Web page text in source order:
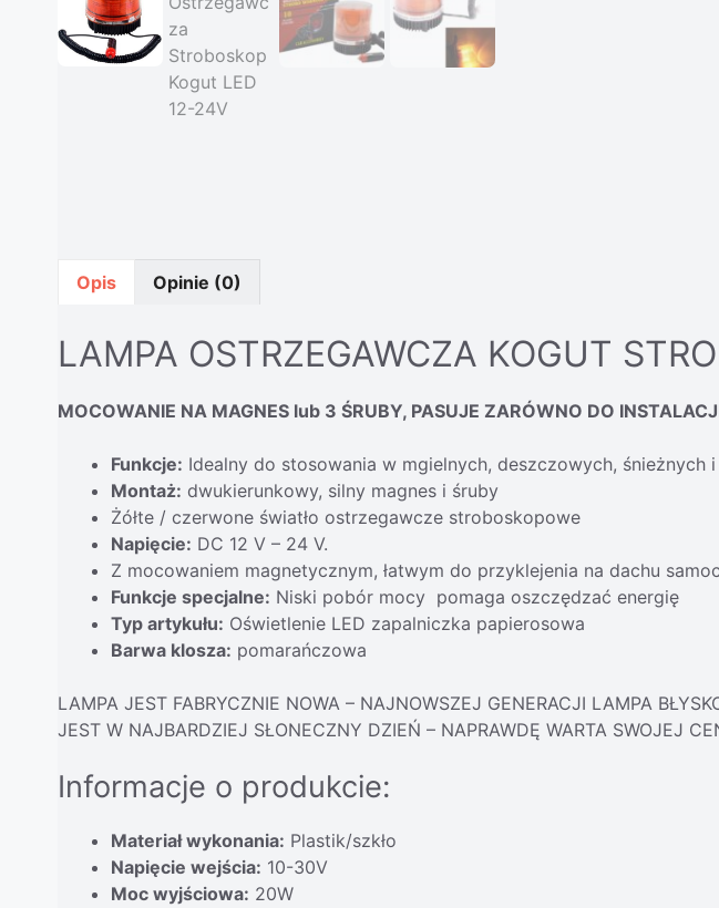
Opis Opinie (0)
LAMPA OSTRZEGAWCZA KOGUT
MOCOWANIE NA MAGNES lub 3 ŚRUBY, PASUJE ZARÓWNO DO
Funkcje: Idealny do stosowania w mgielnych, deszczowych,
Montaż: dwukierunkowy, silny magnes i śruby
Żółte / czerwone światło ostrzegawcze stroboskopowe
Napięcie: DC 12 V – 24 V.
Z mocowaniem magnetycznym, łatwym do przyklejenia na dachu
Funkcje specjalne: Niski pobór mocy pomaga oszczędzać energię
Typ artykułu: Oświetlenie LED zapalniczka papierosowa
Barwa klosza: pomarańczowa
LAMPA JEST FABRYCZNIE NOWA – NAJNOWSZEJ GENERACJI LAMPA
JEST W NAJBARDZIEJ SŁONECZNY DZIEŃ – NAPRAWDĘ WARTA SWOJEJ
Informacje o produkcie:
Materiał wykonania: Plastik/szkło
Napięcie wejścia: 10-30V
Moc wyjściowa: 20W